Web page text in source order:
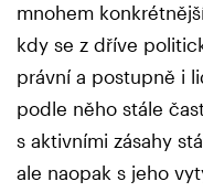
mnohem
kdy se z dříve
právní a postupně i
podle něho stále
s aktivními zásahy
ale naopak s jeho